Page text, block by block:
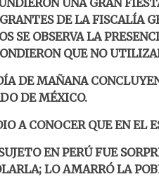
UNA GRAN
DE LA FISCALÍA
SE OBSERVA LA
QUE NO
DE MAÑANA
DE MÉXICO.
A CONOCER QUE EN EL
EN PERÚ FUE
LO AMARRÓ LA